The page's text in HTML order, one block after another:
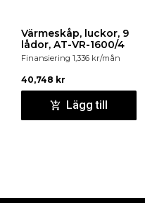
Värmeskåp, luckor, 9
lådor, AT-VR-1600/4
Finansiering 1,336 kr/mån
40,748 kr
Lägg till